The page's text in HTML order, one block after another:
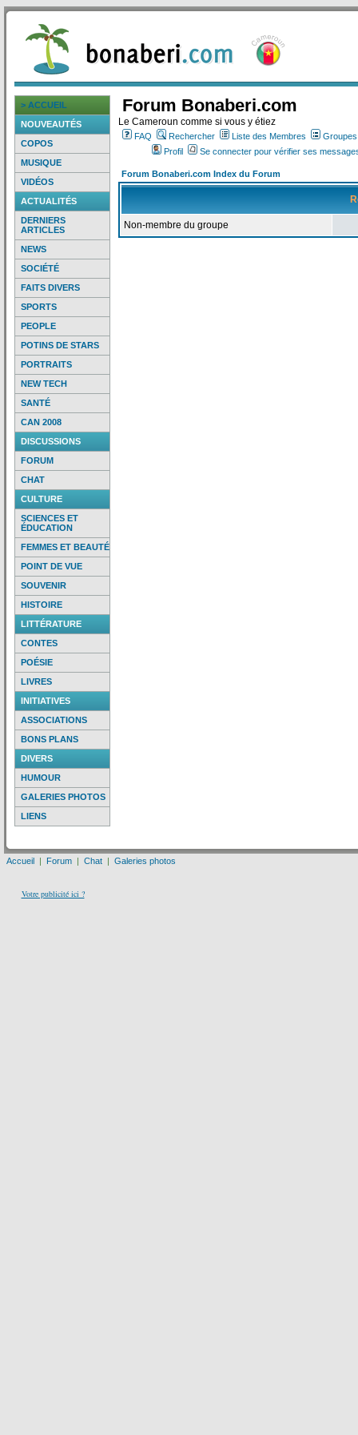
> ACCUEIL
NOUVEAUTÉS
COPOS
MUSIQUE
VIDÉOS
ACTUALITÉS
DERNIERS
ARTICLES
NEWS
SOCIÉTÉ
FAITS DIVERS
SPORTS
PEOPLE
POTINS DE STARS
PORTRAITS
NEW TECH
SANTÉ
CAN 2008
DISCUSSIONS
FORUM
CHAT
CULTURE
SCIENCES ET
ÉDUCATION
FEMMES ET BEAUTÉ
POINT DE VUE
SOUVENIR
HISTOIRE
LITTÉRATURE
CONTES
POÉSIE
LIVRES
INITIATIVES
ASSOCIATIONS
BONS PLANS
DIVERS
HUMOUR
GALERIES PHOTOS
LIENS
Forum Bonaberi.com
Le Cameroun comme si vous y étiez
FAQ Rechercher Liste des Membres
Profil
Se connecter pour vérifier ses
Forum Bonaberi.com Index du Forum
Non-membre du groupe
Accueil | Forum | Chat | Galeries photos
Votre publicité ici ?